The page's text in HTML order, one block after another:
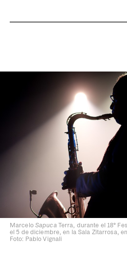
Marcelo Sapuca Terra, durante el 18°
el 5 de diciembre, en la Sala Zitarrosa,
Foto: Pablo Vignali